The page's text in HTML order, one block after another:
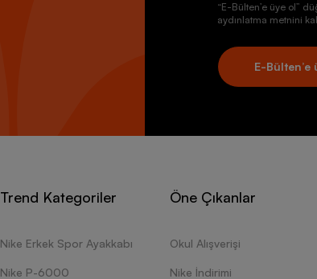
“E-Bülten’e üye ol”
aydınlatma metnini
E-Bülten’e
Trend Kategoriler
Nike Erkek Spor Ayakkabı
Nike P-6000
Öne Çıkanlar
Okul Alışverişi
Nike İndirimi